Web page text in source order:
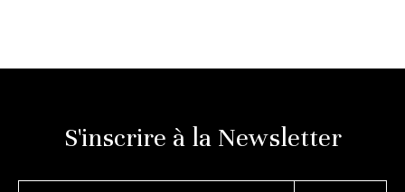
S'inscrire à la Newsletter